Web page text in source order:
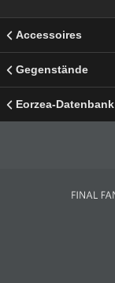
Accessoires
Gegenstände
Eorzea-Datenbank